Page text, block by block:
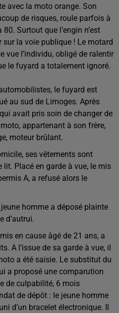
avec la moto orange. Son
de risques, roule parfois à
Surtout que l’engin n’est
la voie publique ! Le motard
vue l’individu, obligé de ralentir
le fuyard a totalement ignoré.
le fuyard est
au sud de Limoges. Après
qui avait pris soin de changer de
appartenant à son frère,
moteur brûlant.
ses vêtements sont
Placé en garde à vue, le mis
A, a refusé alors le
homme a déposé plainte
d’autrui.
en cause âgé de 21 ans, a
A l’issue de sa garde à vue, il
a été saisie. Le substitut du
a proposé une comparution
de culpabilité, 6 mois
de dépôt : le jeune homme
d’un bracelet électronique. Il